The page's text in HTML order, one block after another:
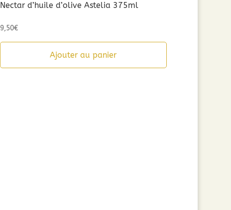
Nectar d’huile d’olive Astelia 375ml
9,50€
Ajouter au panier